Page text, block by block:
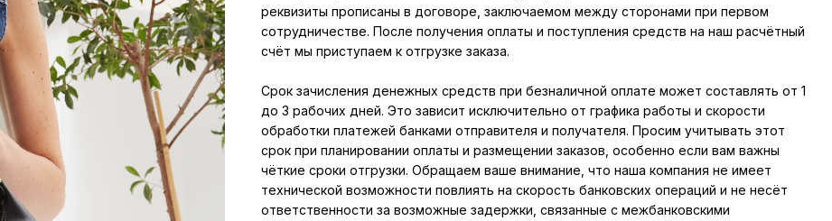
реквизиты прописаны в договоре, заключаемом между сторонами при первом
сотрудничестве. После получения оплаты и поступления средств на наш расчётный
счёт мы приступаем к отгрузке заказа.
Срок зачисления денежных средств при безналичной оплате может составлять от 1
до 3 рабочих дней. Это зависит исключительно от графика работы и скорости
обработки платежей банками отправителя и получателя. Просим учитывать этот
срок при планировании оплаты и размещении заказов, особенно если вам важны
чёткие сроки отгрузки. Обращаем ваше внимание, что наша компания не имеет
технической возможности повлиять на скорость банковских операций и не несёт
ответственности за возможные задержки, связанные с межбанковскими